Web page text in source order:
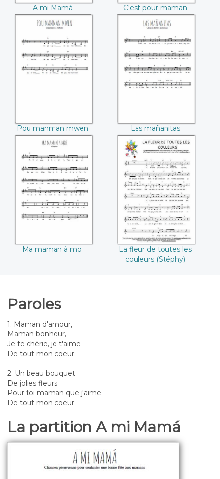
A mi Mamá
C'est pour maman
(Louis Guillaume)
Pou manman
mwen
Pou manman mwen
Las mañanitas
Las mañanitas
Ma maman à moi
Ma maman à moi
La fleur de toutes
les couleurs
(Stéphy)
La fleur de toutes les
couleurs (Stéphy)
Paroles
1. Maman d'amour,
Maman bonheur,
Je te chérie, je t'aime
De tout mon coeur.
2. Un beau bouquet
De jolies fleurs
Pour toi maman que j'aime
De tout mon coeur
La partition A mi Mamá